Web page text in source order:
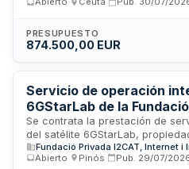
videoconferencia e imagen a los
telecomunicaciones,
mantenimiento sobre la
con procedimiento abierto y
adjudicación se realizará
subjetivos de valoración técnica
PRESUPUESTO
874.500,00 EUR
Servicio de operación
6GStarLab de la
Se contrata la prestación de
del satélite 6GStarLab,
i2CAT. El contrato abarca las
supervisión, control y soporte
Fundació Privada I2CAT, Internet
Abierto
Pinós Pub. 29/07/